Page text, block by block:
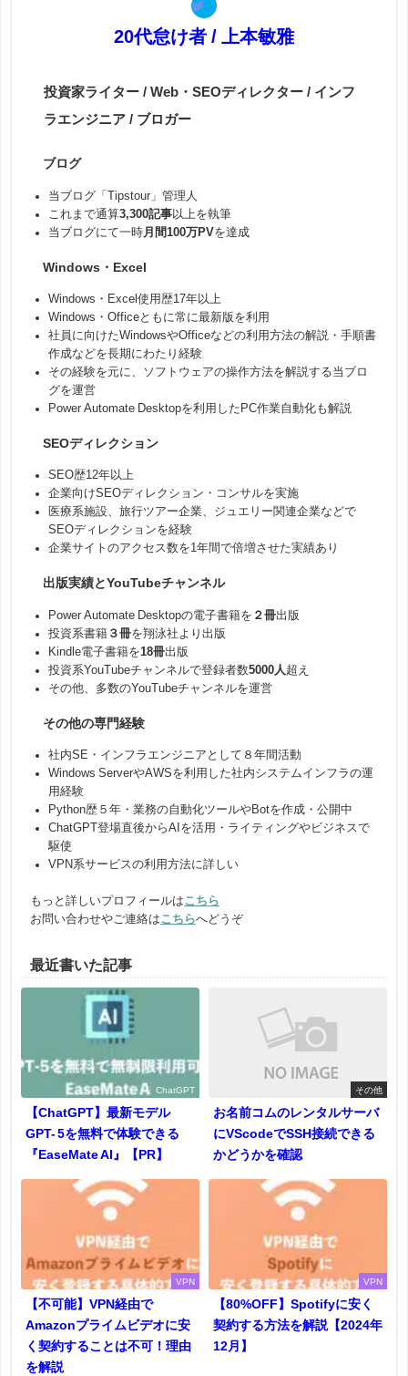
20代怠け者 / 上本敏雅
投資家ライター / Web・SEOディレクター / インフ
ラエンジニア / ブロガー
ブログ
当ブログ「Tipstour」管理人
これまで通算3,300記事以上を執筆
当ブログにて一時月間100万PVを達成
Windows・Excel
Windows・Excel使用歴17年以上
Windows・Officeともに常に最新版を利用
社員に向けたWindowsやOfficeなどの利用方法の解説・手順書
作成などを長期にわたり経験
その経験を元に、ソフトウェアの操作方法を解説する当ブロ
グを運営
Power Automate Desktopを利用したPC作業自動化も解説
SEOディレクション
SEO歴12年以上
企業向けSEOディレクション・コンサルを実施
医療系施設、旅行ツアー企業、ジュエリー関連企業などで
SEOディレクションを経験
企業サイトのアクセス数を1年間で倍増させた実績あり
出版実績とYouTubeチャンネル
Power Automate Desktopの電子書籍を ２冊出版
投資系書籍 ３冊を翔泳社より出版
Kindle電子書籍を18冊出版
投資系YouTubeチャンネルで登録者数5000人 超え
その他、多数のYouTubeチャンネルを運営
その他の専門経験
社内SE・インフラエンジニアとして８年間活動
Windows ServerやAWSを利用した社内システムインフラの運
用経験
Python歴５年・業務の自動化ツールやBotを作成・公開中
ChatGPT登場直後からAIを活用・ライティングやビジネスで
駆使
VPN系サービスの利用方法に詳しい
もっと詳しいプロフィールはこちら
お問い合わせやご連絡はこちらへどうぞ
最近書いた記事
ChatGPT
【ChatGPT】最新モデル
GPT- 5を無料で体験できる
『EaseMate AI』【PR】
その他
お名前コムのレンタルサーバ
にVScodeでSSH接続できる
かどうかを確認
VPN
【不可能】VPN経由で
Amazonプライムビデオに安
く契約することは不可！理由
を解説
VPN
【80%OFF】Spotifyに安く
契約する方法を解説【2024年
12月】